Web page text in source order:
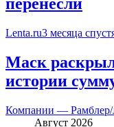
Lenta.ru3 месяца
Маск
истории
Компании —
Август 2026